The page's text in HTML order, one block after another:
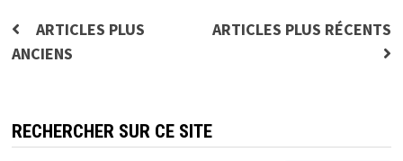
Navigation
des
ARTICLES PLUS
ANCIENS
ARTICLES PLUS RÉCENTS
RECHERCHER SUR CE SITE